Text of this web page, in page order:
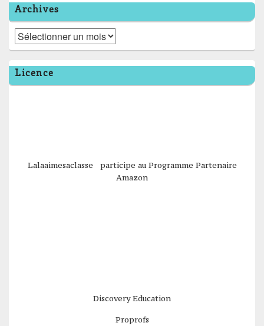
Archives
Archives
Licence
Lalaaimesaclasse participe au Programme Partenaire
Amazon
Discovery Education
Proprofs